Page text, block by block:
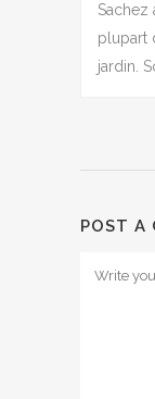
Sachez
plupart
jardin.
POST A